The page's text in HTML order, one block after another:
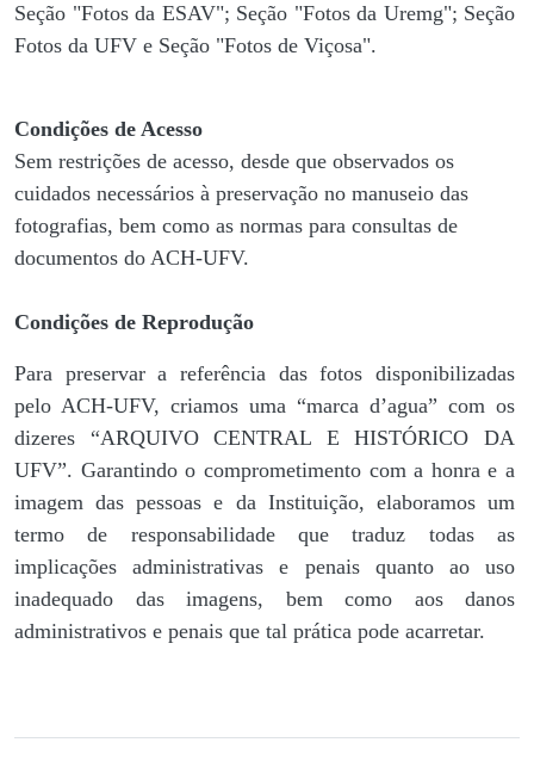
Seção "Fotos da ESAV"; Seção "Fotos da Uremg"; Seção
Fotos da UFV e Seção "Fotos de Viçosa".
Condições de Acesso
Sem restrições de acesso, desde que observados os
cuidados necessários à preservação no manuseio das
fotografias, bem como as normas para consultas de
documentos do ACH-UFV.
Condições de Reprodução
Para preservar a referência das fotos disponibilizadas
pelo ACH-UFV, criamos uma “marca d’agua” com os
dizeres “ARQUIVO CENTRAL E HISTÓRICO DA
UFV”. Garantindo o comprometimento com a honra e a
imagem das pessoas e da Instituição, elaboramos um
termo de responsabilidade que traduz todas as
implicações administrativas e penais quanto ao uso
inadequado das imagens, bem como aos danos
administrativos e penais que tal prática pode acarretar.